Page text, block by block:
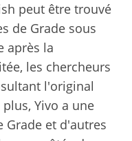
peut être trouvé
de Grade sous
après la
les chercheurs
l'original
Yivo a une
Grade et d'autres